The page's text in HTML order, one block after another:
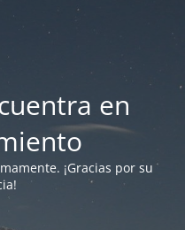
en
¡Gracias por su